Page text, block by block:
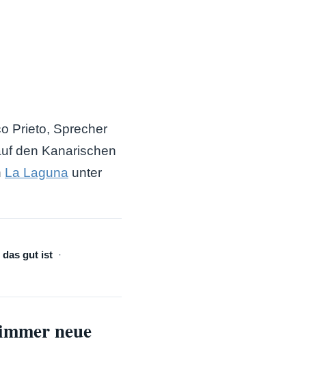
Prieto, Sprecher
den Kanarischen
La Laguna unter
das gut ist
neue